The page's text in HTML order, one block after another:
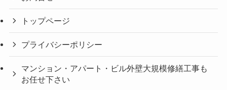
トップページ
プライバシーポリシー
マンション・アパート・ビル外壁大規模修繕工事も
お任せ下さい